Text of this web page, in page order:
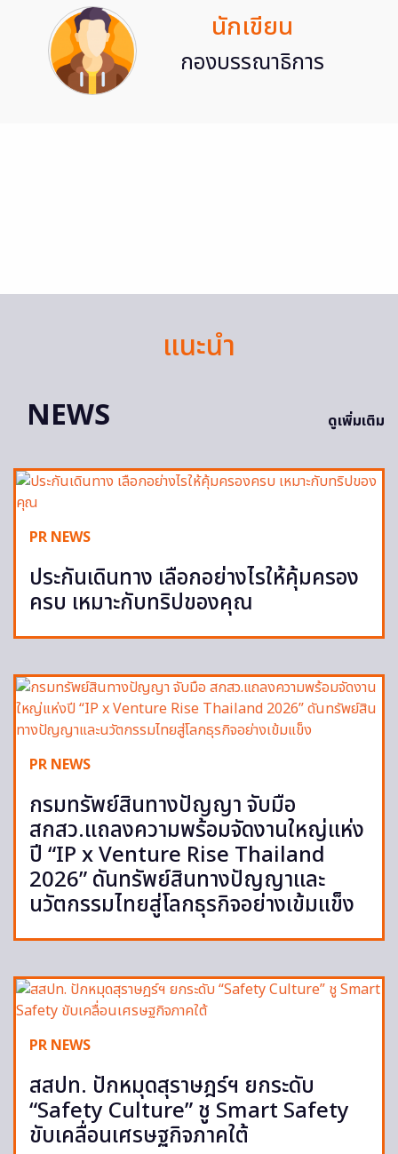
นักเขียน
กองบรรณาธิการ
แนะนำ
NEWS
ดูเพิ่มเติม
PR NEWS
ประกันเดินทาง เลือกอย่างไรให้คุ้มครอง
ครบ เหมาะกับทริปของคุณ
PR NEWS
กรมทรัพย์สินทางปัญญา จับมือ
สกสว.แถลงความพร้อมจัดงานใหญ่แห่ง
ปี “IP x Venture Rise Thailand
2026” ดันทรัพย์สินทางปัญญาและ
นวัตกรรมไทยสู่โลกธุรกิจอย่างเข้มแข็ง
PR NEWS
สสปท. ปักหมุดสุราษฎร์ฯ ยกระดับ
“Safety Culture” ชู Smart Safety
ขับเคลื่อนเศรษฐกิจภาคใต้